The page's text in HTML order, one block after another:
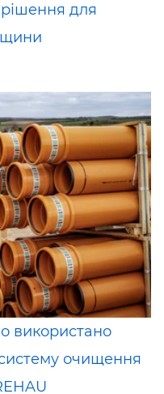
для
використано
очищення